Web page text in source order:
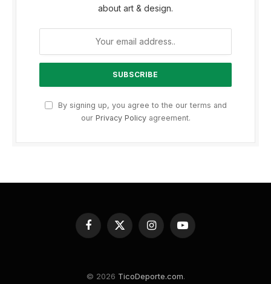
about art & design.
By signing up, you agree to the our terms and
our Privacy Policyagreement.
Facebook
X
(Twitter)
InstagramYouTube
© 2026 TicoDeporte.com.